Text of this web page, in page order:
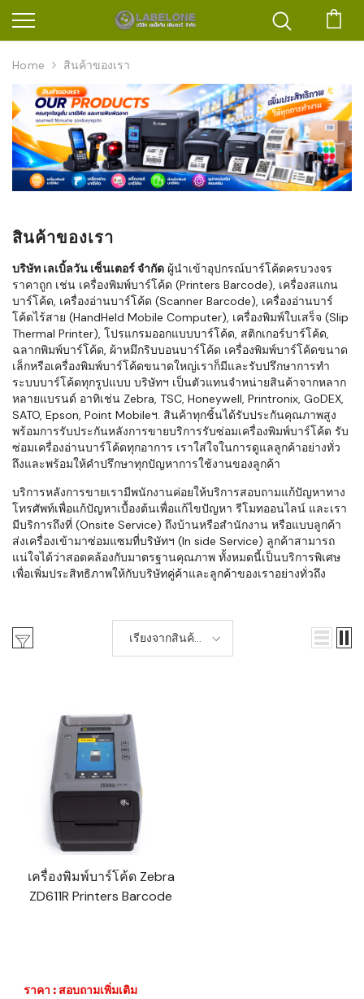
Home สินค้าของเรา
สินค้าของเรา
บริษัท เลเบิ้ลวัน เซ็นเตอร์ จำกัด ผู้นำเข้าอุปกรณ์บาร์โค้ดครบวงจร
ราคาถูก เช่น เครื่องพิมพ์บาร์โค้ด (Printers Barcode), เครื่องสแกน
บาร์โค้ด, เครื่องอ่านบาร์โค้ด (Scanner Barcode), เครื่องอ่านบาร์
โค้ดไร้สาย (HandHeld Mobile Computer), เครื่องพิมพ์ใบเสร็จ (Slip
Thermal Printer), โปรแกรมออกแบบบาร์โค้ด, สติกเกอร์บาร์โค้ด,
ฉลากพิมพ์บาร์โค้ด, ผ้าหมึกริบบอนบาร์โค้ด เครื่องพิมพ์บาร์โค้ดขนาด
เล็กหรือเครื่องพิมพ์บาร์โค้ดขนาดใหญ่เราก็มีและรับปรึกษาการทำ
ระบบบาร์โค้ดทุกรูปแบบ บริษัทฯ เป็นตัวแทนจำหน่ายสินค้าจากหลาก
หลายแบรนด์ อาทิเช่น Zebra, TSC, Honeywell, Printronix, GoDEX,
SATO, Epson, Point Mobileฯ. สินค้าทุกชิ้นได้รับประกันคุณภาพสูง
พร้อมการรับประกันหลังการขายบริการรับซ่อมเครื่องพิมพ์บาร์โค้ด รับ
ซ่อมเครื่องอ่านบาร์โค้ดทุกอาการ เราใส่ใจในการดูแลลูกค้าอย่างทั่ว
ถึงและพร้อมให้คำปรึกษาทุกปัญหาการใช้งานของลูกค้า
บริการหลังการขายเรามีพนักงานค่อยให้บริการสอบถามแก้ปัญหาทาง
โทรศัพท์เพื่อแก้ปัญหาเบื้องต้นเพื่อแก้ไขปัญหา รีโมทออนไลน์ และเรา
มีบริการถึงที่ (Onsite Service) ถึงบ้านหรือสำนักงาน หรือแบบลูกค้า
ส่งเครื่องเข้ามาซ่อมแซมที่บริษัทฯ (In side Service) ลูกค้าสามารถ
แน่ใจได้ว่าสอดคล้องกับมาตรฐานคุณภาพ ทั้งหมดนี้เป็นบริการพิเศษ
เพื่อเพิ่มประสิทธิภาพให้กับบริษัทคู่ค้าและลูกค้าของเราอย่างทั่วถึง
เรียงจากสินค้า
ใหม่-เก่า
เครื่องพิมพ์บาร์โค้ด Zebra
ZD611R Printers Barcode
ราคา : สอบถามเพิ่มเติม